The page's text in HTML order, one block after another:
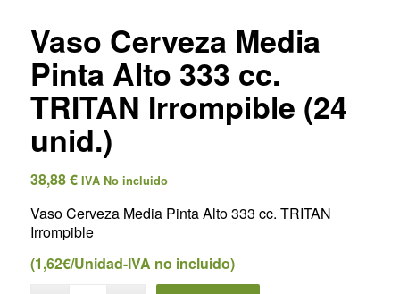
Vaso Cerveza Media
Pinta Alto 333 cc.
TRITAN Irrompible (24
unid.)
38,88€ IVA No incluido
Vaso Cerveza Media Pinta Alto 333 cc. TRITAN
Irrompible
(1,62€/Unidad-IVA no incluido)